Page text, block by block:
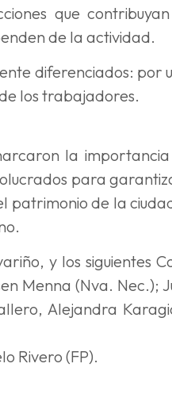
que
de la actividad.
diferenciados: por
los trabajadores.
la
para
de la
y los siguientes
Menna (Nva. Nec.);
Alejandra
Rivero (FP).